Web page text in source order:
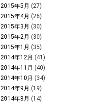
2015年5月 (27)
2015年4月 (26)
2015年3月 (30)
2015年2月 (30)
2015年1月 (35)
2014年12月 (41)
2014年11月 (40)
2014年10月 (34)
2014年9月 (19)
2014年8月 (14)